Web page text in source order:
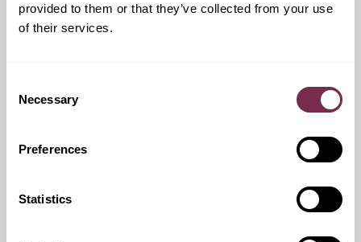
provided to them or that they’ve collected from your use
of their services.
Selection
Necessary
Preferences
Statistics
Questo servizio ti offre la possibilità di scegliere tra diverse
opzioni di contributo danni, variando conseguentemente